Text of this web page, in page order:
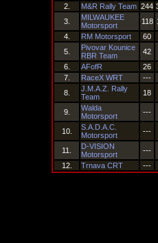
2.
M&R Rally Team 244
3.
MILWAUKEE
Motorsport
118
4.
RM Motorsport
60
5.
Pivovar Kounice
RBR Team
42
6.
AFofR
26
7.
RaceX WRT
---
8.
J.M.A.Z. Rally
Team
18
9.
Walda
Motorsport
---
10.
S.A.D.A.C.
Motorsport
---
11.
D-VISION
Motorsport
---
12.
Trnava CRT ---